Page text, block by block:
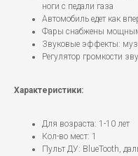
ноги с педали газа
Автомобиль едет как
Фары снабжены
Звуковые эффекты:
Регулятор громкости
Характеристики:
Для возраста: 1-10 лет
Кол-во мест: 1
Пульт ДУ: BlueTooth,